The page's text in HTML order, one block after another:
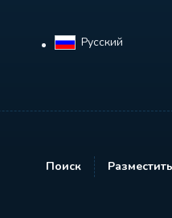
Русский‎
Поиск